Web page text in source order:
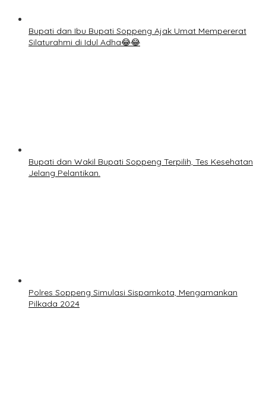
Bupati dan Ibu Bupati Soppeng Ajak Umat Mempererat
Silaturahmi di Idul Adha😂😂
Bupati dan Wakil Bupati Soppeng Terpilih, Tes Kesehatan
Jelang Pelantikan.
Polres Soppeng Simulasi Sispamkota, Mengamankan
Pilkada 2024